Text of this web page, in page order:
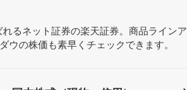
るネット証券の楽天証券。商品ライン
の株価も素早くチェックできます。